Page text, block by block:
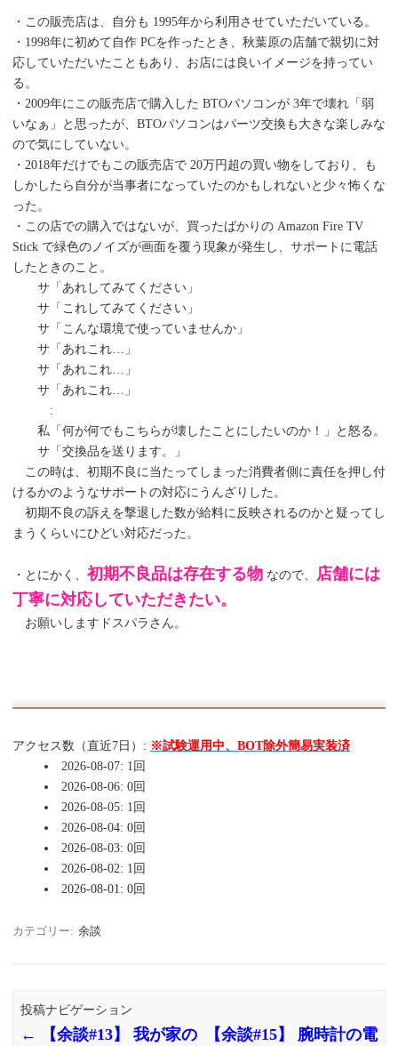
・この販売店は、自分も 1995年から利用させていただいている。
・1998年に初めて自作 PCを作ったとき、秋葉原の店舗で親切に対
応していただいたこともあり、お店には良いイメージを持ってい
る。
・2009年にこの販売店で購入した BTOパソコンが 3年で壊れ「弱
いなぁ」と思ったが、BTOパソコンはパーツ交換も大きな楽しみな
ので気にしていない。
・2018年だけでもこの販売店で 20万円超の買い物をしており、も
しかしたら自分が当事者になっていたのかもしれないと少々怖くな
った。
・この店での購入ではないが、買ったばかりの Amazon Fire TV
Stick で緑色のノイズが画面を覆う現象が発生し、サポートに電話
したときのこと。
サ「あれしてみてください」
サ「これしてみてください」
サ「こんな環境で使っていませんか」
サ「あれこれ…」
サ「あれこれ…」
サ「あれこれ…」
:
私「何が何でもこちらが壊したことにしたいのか！」と怒る。
サ「交換品を送ります。」
この時は、初期不良に当たってしまった消費者側に責任を押し付
けるかのようなサポートの対応にうんざりした。
初期不良の訴えを撃退した数が給料に反映されるのかと疑ってし
まうくらいにひどい対応だった。
・とにかく、 初期不良品は存在する物 なので、
店舗には
丁寧に対応していただきたい。
お願いしますドスパラさん。
アクセス数（直近7日）: ※試験運用中、BOT除外簡易実装済
2026-08-07: 1回
2026-08-06: 0回
2026-08-05: 1回
2026-08-04: 0回
2026-08-03: 0回
2026-08-02: 1回
2026-08-01: 0回
カテゴリー: 余談
投稿ナビゲーション
←
【余談#13】 我が家の
【余談#15】 腕時計の電